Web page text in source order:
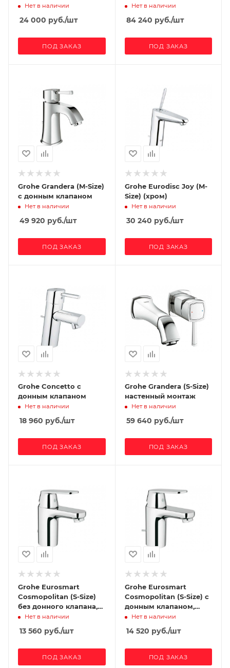
Нет в наличии
24 000 руб./шт
ПОД ЗАКАЗ
Нет в наличии
84 240 руб./шт
ПОД ЗАКАЗ
Grohe Grandera (M-Size)
с донным клапаном
Нет в наличии
49 920 руб./шт
ПОД ЗАКАЗ
Grohe Eurodisc Joy (M-
Size) (хром)
Нет в наличии
30 240 руб./шт
ПОД ЗАКАЗ
Grohe Concetto с
донным клапаном
Нет в наличии
18 960 руб./шт
ПОД ЗАКАЗ
Grohe Grandera (S-Size)
настенный монтаж
Нет в наличии
59 640 руб./шт
ПОД ЗАКАЗ
Grohe Eurosmart
Cosmopolitan (S-Size)
без донного клапана,
короткий излив
Нет в наличии
13 560 руб./шт
ПОД ЗАКАЗ
Grohe Eurosmart
Cosmopolitan (S-Size) с
донным клапаном,
короткий излив
Нет в наличии
14 520 руб./шт
ПОД ЗАКАЗ